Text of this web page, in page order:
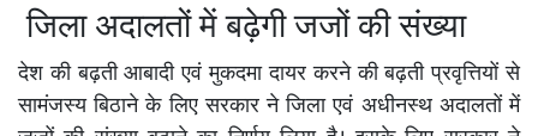
जिला अदालतों में बढ़ेगी जजों की संख्या
देश की बढ़ती आबादी एवं मुकदमा दायर करने की बढ़ती प्रवृत्तियों से
सामंजस्य बिठाने के लिए सरकार ने जिला एवं अधीनस्थ अदालतों में